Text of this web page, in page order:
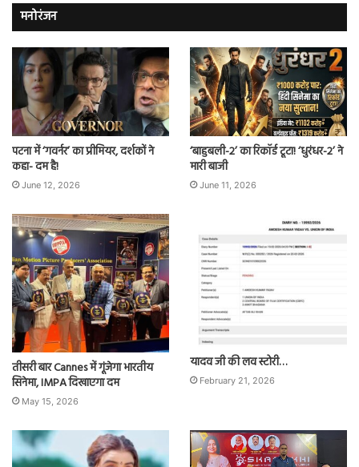
मनोरंजन
पटना में ‘गवर्नर’ का प्रीमियर, दर्शकों ने
कहा- दम है!
June 12, 2026
‘बाहुबली-2’ का रिकॉर्ड टूटा! ‘धुरंधर-2’ ने
मारी बाजी
June 11, 2026
तीसरी बार Cannes में गूंजेगा भारतीय
सिनेमा, IMPA दिखाएगा दम
May 15, 2026
यादव जी की लव स्टोरी…
February 21, 2026